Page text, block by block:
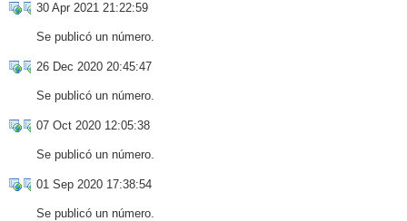
30 Apr 2021 21:22:59
Se publicó un número.
26 Dec 2020 20:45:47
Se publicó un número.
07 Oct 2020 12:05:38
Se publicó un número.
01 Sep 2020 17:38:54
Se publicó un número.